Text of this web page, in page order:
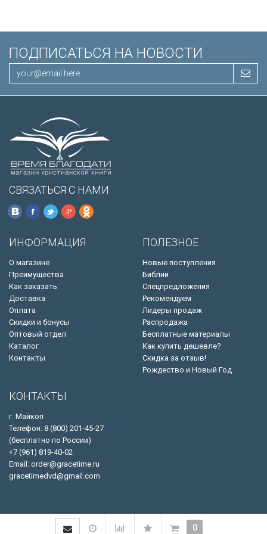
ПОДПИСАТЬСЯ НА НОВОСТИ
СВЯЗАТЬСЯ С НАМИ
ИНФОРМАЦИЯ
О магазине
Преимущества
Как заказать
Доставка
Оплата
Скидки и бонусы
Оптовый отдел
Каталог
Контакты
ПОЛЕЗНОЕ
Новые поступления
Библии
Спецпредложения
Рекомендуем
Лидеры продаж
Распродажа
Бесплатные материалы
Как купить дешевле?
Скидка за отзыв!
Рождество и Новый Год
КОНТАКТЫ
г. Майкоп
Телефон: 8 (800) 201-45-27
(бесплатно по России)
+7 (961) 819-40-02
Email: order@gracetime.ru
gracetimedvd@gmail.com
0